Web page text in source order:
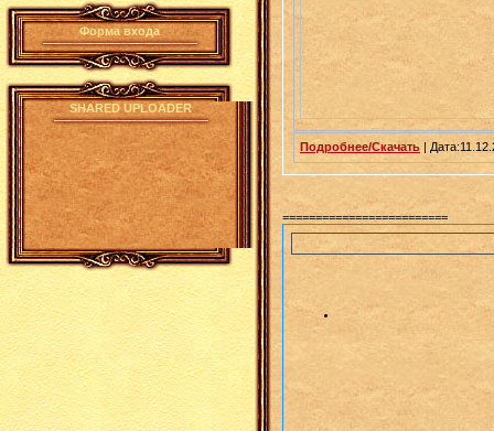
Форма входа
SHARED UPLOADER
Подробнее/Скачать |
=========================